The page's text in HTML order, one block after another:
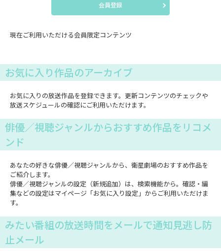
会員登録
現在ご利用いただける会員限定コンテンツ
お気に入り作品のアーカイブ
お気に入りの放送作品を登録できます。更新コンテンツのチェックや
放送スケジュールの確認にご利用いただけます。
俳優／視聴ジャンルからおすすめ作品をリコメ
ンド
あなたの好きな俳優／視聴ジャンルから、衛星劇場のおすすめ作品を
ご紹介します。
俳優／視聴ジャンルの設定（新規追加）は、検索機能から。確認・編
集などの設定はマイページ「お気に入り設定」からご利用いただけま
す。
みたい番組の放送時間をメールで通知見逃し防
止メール